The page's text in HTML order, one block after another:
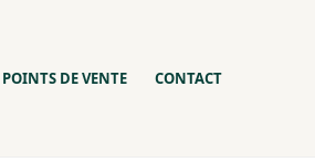
POINTS DE VENTE CONTACT